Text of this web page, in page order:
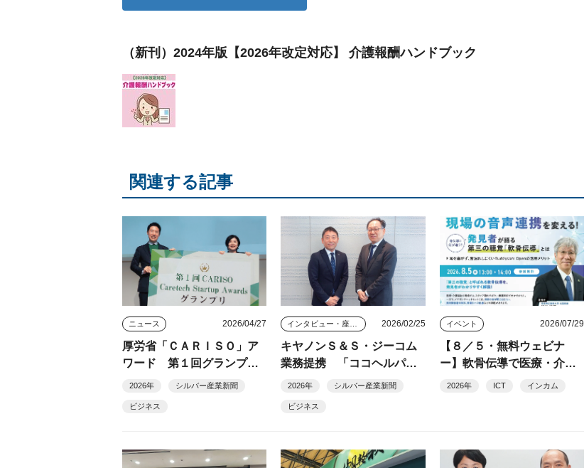
（新刊）2024年版【2026年改定対応】 介護報酬ハンドブック
関連する記事
ニュース 2026/04/27
厚労省「ＣＡＲＩＳＯ」ア
ワード 第１回グランプリ
にａｂａ
2026年 シルバー産業新聞
ビジネス
2026/02/25
キヤノンＳ＆Ｓ・ジーコム
業務提携 「ココヘルパ」
を一気通貫サポート
2026年 シルバー産業新聞
ビジネス
イベント 2026/07/29
【８／５・無料ウェビナ
ー】軟骨伝導で医療・介護
現場の音声連携を改善
2026年 ICT インカム